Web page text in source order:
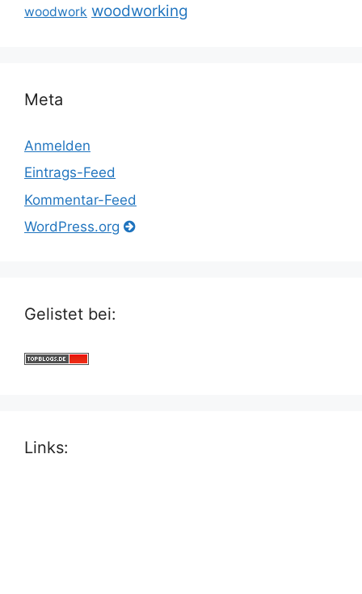
woodwork woodworking
Meta
Anmelden
Eintrags-Feed
Kommentar-Feed
WordPress.org
Gelistet bei:
Links: